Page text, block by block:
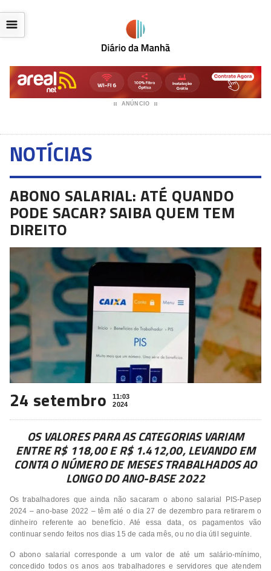
ANÚNCIO
☰
NOTÍCIAS
ABONO SALARIAL: ATÉ QUANDO
PODE SACAR? SAIBA QUEM TEM
DIREITO
24 setembro
11:03
2024
OS VALORES PARA AS CATEGORIAS VARIAM
ENTRE R$ 118,00 E R$ 1.412,00, LEVANDO EM
CONTA O NÚMERO DE MESES TRABALHADOS AO
LONGO DO ANO-BASE 2022
Os trabalhadores que ainda não sacaram o abono salarial PIS-Pasep
2024 – ano-base 2022 – têm até o dia 27 de dezembro para retirarem o
dinheiro referente ao benefício. Até essa data, os pagamentos vão
continuar sendo feitos nos dias 15 de cada mês, ou no dia útil seguinte.
O abono salarial corresponde a um valor de até um salário-mínimo,
concedido todos os anos aos trabalhadores e servidores que atendem